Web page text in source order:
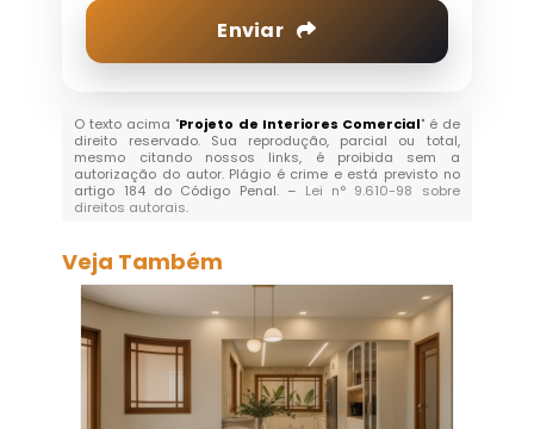
Enviar
O texto acima "Projeto de Interiores Comercial" é de
direito reservado. Sua reprodução, parcial ou total,
mesmo citando nossos links, é proibida sem a
autorização do autor. Plágio é crime e está previsto no
artigo 184 do Código Penal. – Lei n° 9.610-98 sobre
direitos autorais.
Veja Também